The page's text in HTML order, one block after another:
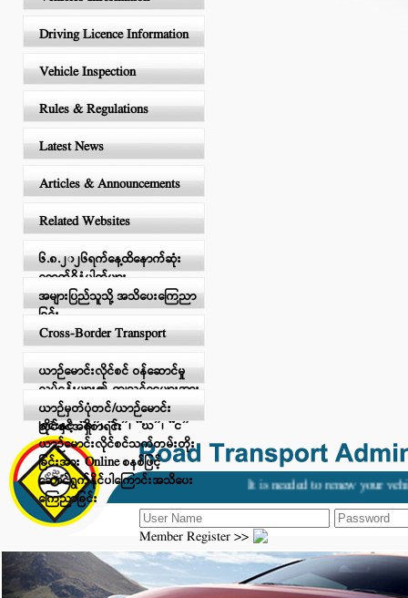
Driving Licence Information
Vehicle Inspection
Rules & Regulations
Latest News
Articles & Announcements
Related Websites
၆.၈.၂၀၂၆ရက်နေ့ထိနောက်ဆုံး
ရောက်ရှိနံပါတ်များ
အများပြည်သူသို့ အသိပေးကြေညာ
ခြင်း
Cross-Border Transport
ယာဉ်မောင်းလိုင်စင် ဝန်ဆောင်မှု
လုပ်ငန်းများ၏ ကျသင့်ငွေများအား
Digital Payment ဖြင့် ငွေပေးချေ
ခြင်းနှင့် “ခ”၊ “ဂ”၊ “ဃ”၊ “င”
ယာဉ်မောင်းလိုင်စင်သက်တမ်းတိုး
ခြင်းအား Online စနစ်ဖြင့်
ဆောင်ရွက်နိုင်ပါကြောင်းအသိပေး
ကြေညာခြင်း
ယာဉ်မှတ်ပုံတင်/ယာဉ်မောင်း
လိုင်စင်အရှိစာရင်း
It is needed to renew your vehicle
Member Register >>